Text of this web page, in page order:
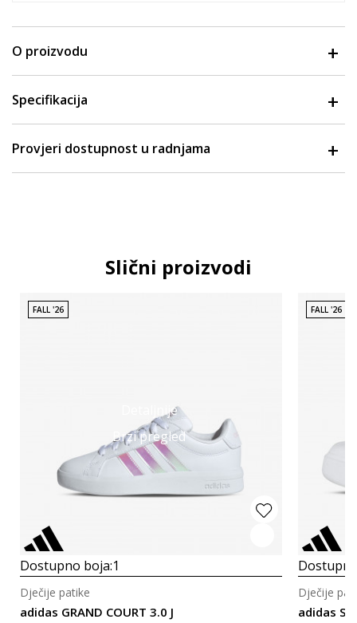
O proizvodu
Specifikacija
Provjeri dostupnost u radnjama
Slični proizvodi
Detaljnije
Brzi pregled
FALL '26
Dostupno boja:1
adidas GRAND COURT 3.0 J
Dječije patike
FALL '26
adidas
Dječije